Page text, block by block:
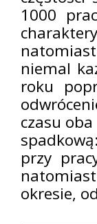
1000
niemal
roku
czasu
przy
okresie,